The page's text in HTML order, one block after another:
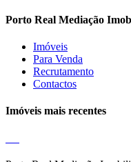
Porto Real Mediação
Imóveis
Para Venda
Recrutamento
Contactos
Imóveis mais recentes